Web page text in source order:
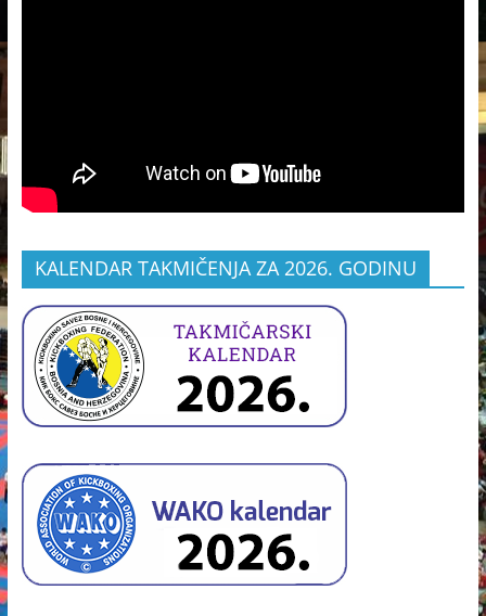
KALENDAR TAKMIČENJA ZA 2026. GODINU